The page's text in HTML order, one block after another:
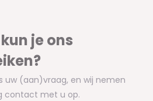
je ons
uw (aan)vraag, en wij nemen
contact met u op.